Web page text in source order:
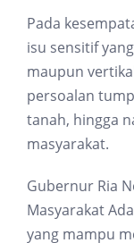
Pada
isu sensitif
maupun
persoalan
tanah, hingga
masyarakat.
Gubernur Ria
Masyarakat
yang mampu